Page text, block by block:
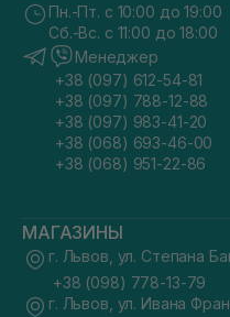
Пн.-Пт. с 10:00 до 19:00
Сб.-Вс. с 11:00 до 18:00
Менеджер
+38 (097) 612-54-81
+38 (097) 788-12-88
+38 (097) 983-41-20
+38 (068) 693-46-00
+38 (068) 951-22-86
МАГАЗИНЫ
г. Львов, ул. Степана
+38 (098) 778-13-79
г. Львов, ул. Ивана